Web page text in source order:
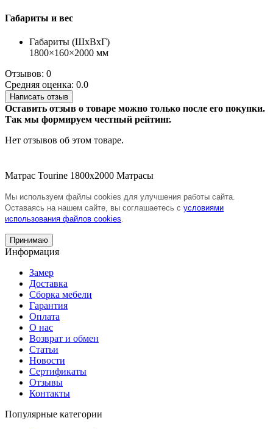
Габариты и вес
Габариты (ШхВхГ)
1800×160×2000 мм
Отзывов: 0
Средняя оценка: 0.0
Написать отзыв
Оставить отзыв о товаре можно только после его покупки.
Так мы формируем честный рейтинг.
Нет отзывов об этом товаре.
Матрас Tourine 1800х2000 Матрасы
Мы используем файлы cookies для улучшения работы сайта.
Оставаясь на нашем сайте, вы соглашаетесь с условиями
использования файлов cookies.
Принимаю
Информация
Замер
Доставка
Сборка мебели
Гарантия
Оплата
О нас
Возврат и обмен
Статьи
Новости
Сертификаты
Отзывы
Контакты
Популярные категории